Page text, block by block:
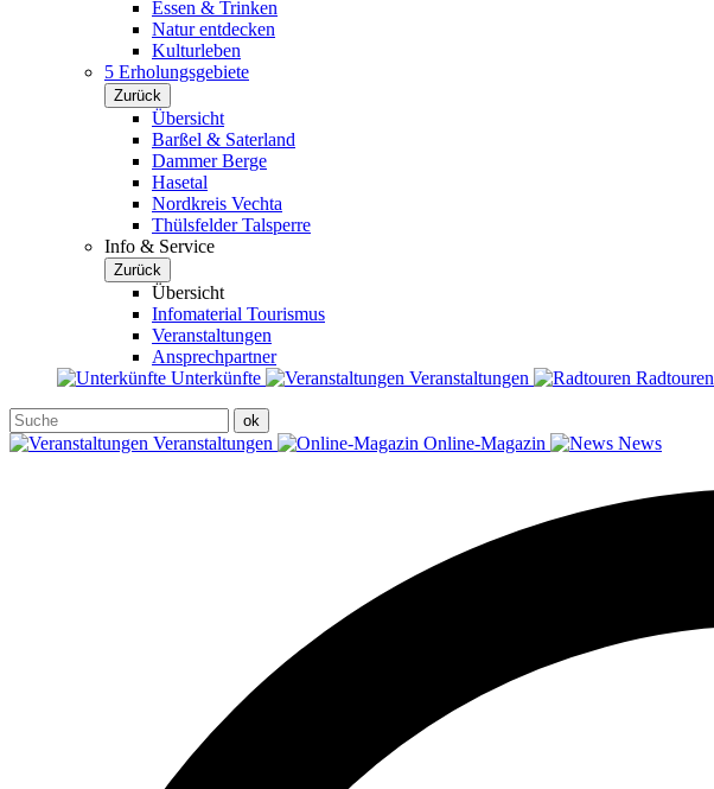
Essen & Trinken
Natur entdecken
Kulturleben
5 Erholungsgebiete
Zurück
Übersicht
Barßel & Saterland
Dammer Berge
Hasetal
Nordkreis Vechta
Thülsfelder Talsperre
Info & Service
Zurück
Übersicht
Infomaterial Tourismus
Veranstaltungen
Ansprechpartner
Unterkünfte
Veranstaltungen Radtouren
Veranstaltungen Online-Magazin News